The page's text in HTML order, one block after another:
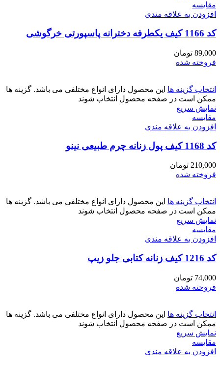
مقايسه
افزودن به علاقه مندی
کد 1166 کیف یکطرفه دخترانه پاسپورتی خرگوشی
89,000 تومان
فروخته شده
انتخاب گزینه ها این محصول دارای انواع مختلفی می باشد. گزینه ها
ممکن است در صفحه محصول انتخاب شوند
نمایش سریع
مقايسه
افزودن به علاقه مندی
کد 1168 کیف پول زنانه چرم طبیعی نینو
210,000 تومان
فروخته شده
انتخاب گزینه ها این محصول دارای انواع مختلفی می باشد. گزینه ها
ممکن است در صفحه محصول انتخاب شوند
نمایش سریع
مقايسه
افزودن به علاقه مندی
کد 1216 کیف زنانه کتابی جلو زیپ
74,000 تومان
فروخته شده
انتخاب گزینه ها این محصول دارای انواع مختلفی می باشد. گزینه ها
ممکن است در صفحه محصول انتخاب شوند
نمایش سریع
مقايسه
افزودن به علاقه مندی